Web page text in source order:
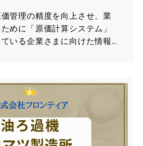
管理の精度を向上させ、業
めに「原価計算システム」
いる企業さまに向けた情報